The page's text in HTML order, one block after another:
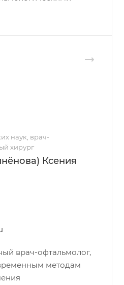
наук, врач-
хирург
Ксения
врач-офтальмолог,
методам